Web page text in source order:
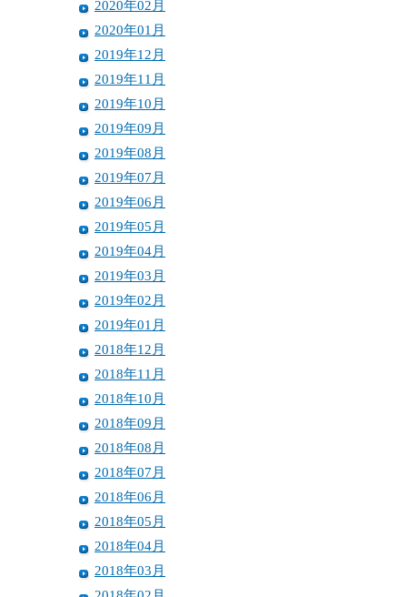
2020年02月
2020年01月
2019年12月
2019年11月
2019年10月
2019年09月
2019年08月
2019年07月
2019年06月
2019年05月
2019年04月
2019年03月
2019年02月
2019年01月
2018年12月
2018年11月
2018年10月
2018年09月
2018年08月
2018年07月
2018年06月
2018年05月
2018年04月
2018年03月